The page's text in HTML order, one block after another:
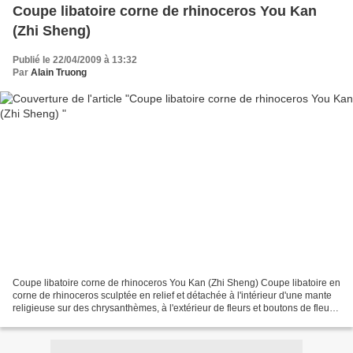
Coupe libatoire corne de rhinoceros You Kan
(Zhi Sheng)
Publié le 22/04/2009 à 13:32
Par Alain Truong
Coupe libatoire corne de rhinoceros You Kan (Zhi Sheng) Coupe libatoire en
corne de rhinoceros sculptée en relief et détachée à l'intérieur d'une mante
religieuse sur des chrysanthèmes, à l'extérieur de fleurs et boutons de fleurs